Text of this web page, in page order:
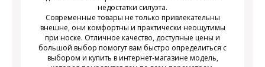
недостатки силуэта.
Современные товары не только привлекательны
внешне, они комфортны и практически неощутимы
при носке. Отличное качество, доступные цены и
большой выбор помогут вам быстро определиться с
выбором и купить в интернет-магазине модель,